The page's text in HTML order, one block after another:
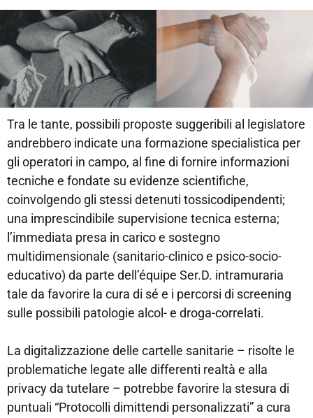
Tra le tante, possibili proposte suggeribili al legislatore
andrebbero indicate una formazione specialistica per
gli operatori in campo, al fine di fornire informazioni
tecniche e fondate su evidenze scientifiche,
coinvolgendo gli stessi detenuti tossicodipendenti;
una imprescindibile supervisione tecnica esterna;
l’immediata presa in carico e sostegno
multidimensionale (sanitario-clinico e psico-socio-
educativo) da parte dell’équipe Ser.D. intramuraria
tale da favorire la cura di sé e i percorsi di screening
sulle possibili patologie alcol- e droga-correlati.
La digitalizzazione delle cartelle sanitarie – risolte le
problematiche legate alle differenti realtà e alla
privacy da tutelare – potrebbe favorire la stesura di
puntuali “Protocolli dimittendi personalizzati” a cura